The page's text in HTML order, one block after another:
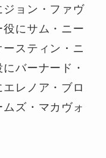
ジョン・ファヴ
にサム・ニー
スティン・ニ
バーナード・
レノア・ブロ
ズ・マカヴォ